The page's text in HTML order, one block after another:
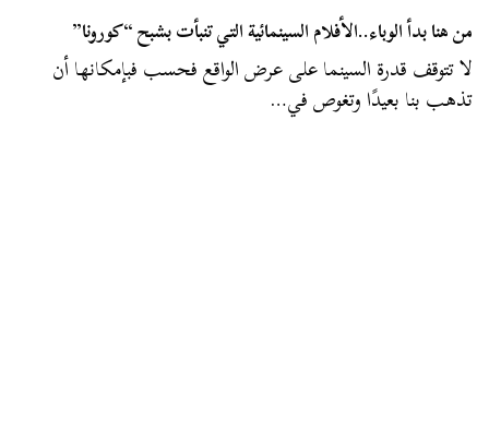
من هنا بدأ الوباء..الأفلام السينمائية التي تنبأت بشبح “كورونا”
لا تتوقف قدرة السينما على عرض الواقع فحسب فبإمكانها أن
تذهب بنا بعيدًا وتغوص في…